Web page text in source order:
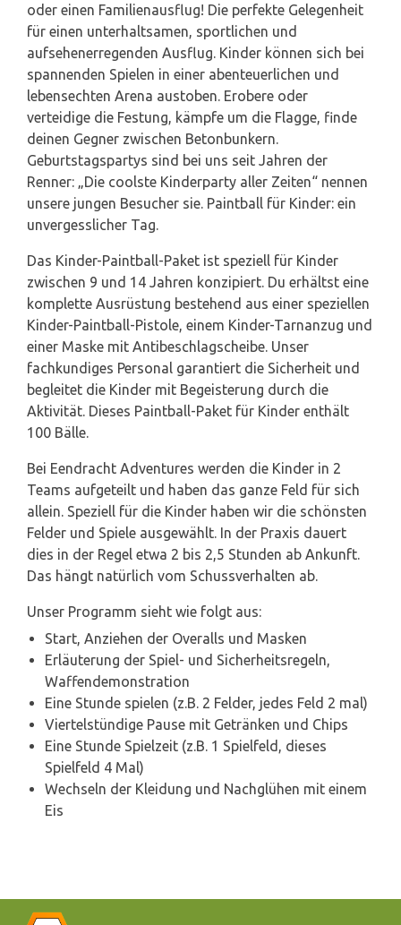
oder einen Familienausflug! Die perfekte Gelegenheit
für einen unterhaltsamen, sportlichen und
aufsehenerregenden Ausflug. Kinder können sich bei
spannenden Spielen in einer abenteuerlichen und
lebensechten Arena austoben. Erobere oder
verteidige die Festung, kämpfe um die Flagge, finde
deinen Gegner zwischen Betonbunkern.
Geburtstagspartys sind bei uns seit Jahren der
Renner: „Die coolste Kinderparty aller Zeiten“ nennen
unsere jungen Besucher sie. Paintball für Kinder: ein
unvergesslicher Tag.
Das Kinder-Paintball-Paket ist speziell für Kinder
zwischen 9 und 14 Jahren konzipiert. Du erhältst eine
komplette Ausrüstung bestehend aus einer speziellen
Kinder-Paintball-Pistole, einem Kinder-Tarnanzug und
einer Maske mit Antibeschlagscheibe. Unser
fachkundiges Personal garantiert die Sicherheit und
begleitet die Kinder mit Begeisterung durch die
Aktivität. Dieses Paintball-Paket für Kinder enthält
100 Bälle.
Bei Eendracht Adventures werden die Kinder in 2
Teams aufgeteilt und haben das ganze Feld für sich
allein. Speziell für die Kinder haben wir die schönsten
Felder und Spiele ausgewählt. In der Praxis dauert
dies in der Regel etwa 2 bis 2,5 Stunden ab Ankunft.
Das hängt natürlich vom Schussverhalten ab.
Unser Programm sieht wie folgt aus:
Start, Anziehen der Overalls und Masken
Erläuterung der Spiel- und Sicherheitsregeln,
Waffendemonstration
Eine Stunde spielen (z.B. 2 Felder, jedes Feld 2 mal)
Viertelstündige Pause mit Getränken und Chips
Eine Stunde Spielzeit (z.B. 1 Spielfeld, dieses
Spielfeld 4 Mal)
Wechseln der Kleidung und Nachglühen mit einem
Eis